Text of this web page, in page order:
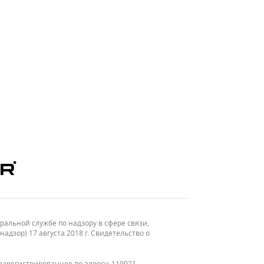
службе по надзору в сфере связи,
17 августа 2018 г. Свидетельство о